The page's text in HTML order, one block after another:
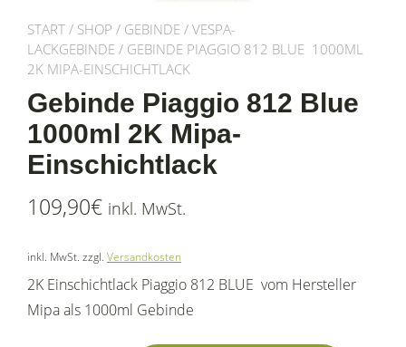
START / SHOP / GEBINDE / VESPA-
LACKGEBINDE / GEBINDE PIAGGIO 812 BLUE 1000ML
2K MIPA-EINSCHICHTLACK
Gebinde Piaggio 812 Blue
1000ml 2K Mipa-
Einschichtlack
109,90€ inkl. MwSt.
inkl. MwSt. zzgl. Versandkosten
2K Einschichtlack Piaggio 812 BLUE vom Hersteller
Mipa als 1000ml Gebinde